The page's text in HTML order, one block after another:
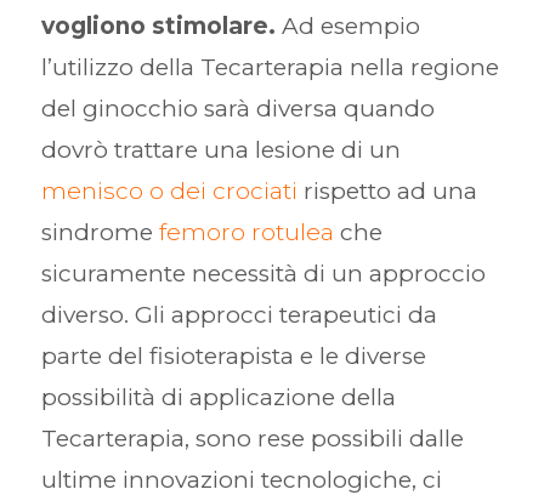
vogliono stimolare. Ad esempio
l’utilizzo della Tecarterapia nella regione
del ginocchio sarà diversa quando
dovrò trattare una lesione di un
menisco o dei crociati rispetto ad una
sindrome femoro rotulea che
sicuramente necessità di un approccio
diverso. Gli approcci terapeutici da
parte del fisioterapista e le diverse
possibilità di applicazione della
Tecarterapia, sono rese possibili dalle
ultime innovazioni tecnologiche, ci